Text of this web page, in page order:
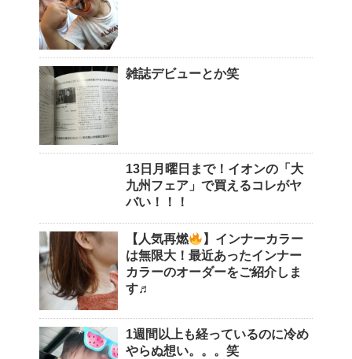
雑誌デビューとか笑
13日月曜日まで！イオンの「大
九州フェア」で買えるコレがヤ
バい！！！
【人気再燃
】インナーカラー
は無限大！最近あったインナー
カラーのオーダーをご紹介しま
す♬
1週間以上も経っているのに冷め
やらぬ想い。。。笑